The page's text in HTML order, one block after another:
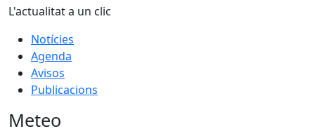
L'actualitat a un clic
Notícies
Agenda
Avisos
Publicacions
Meteo